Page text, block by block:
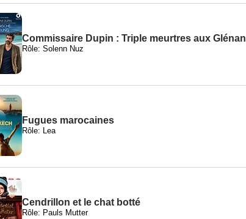
Commissaire Dupin : Triple meurtres aux Glénan
Rôle: Solenn Nuz
Fugues marocaines
Rôle: Lea
Cendrillon et le chat botté
Rôle: Pauls Mutter